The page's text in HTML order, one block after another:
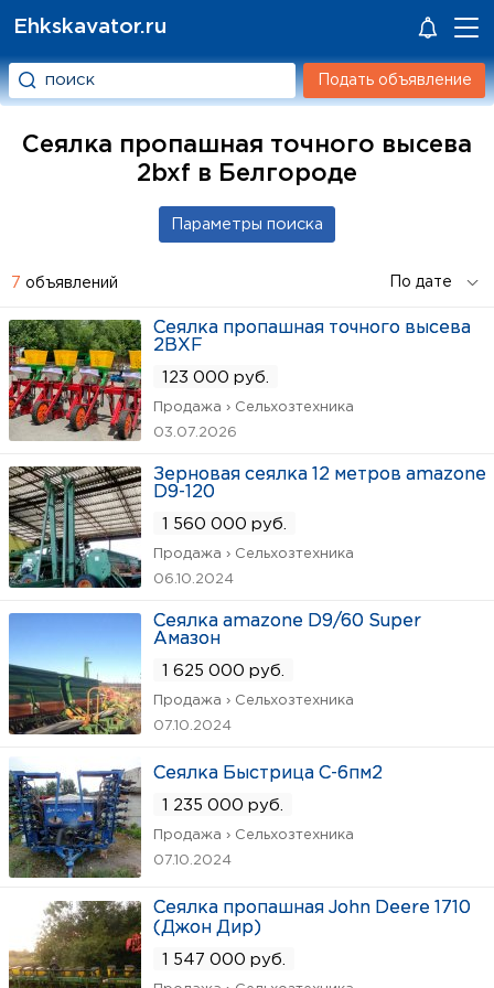
Ehkskavator.ru
Подать объявление
Сеялка пропашная точнoго высeвa
2bxf в Белгороде
7 объявлений
Сеялка пропашная точнoго высeвa
2BXF
123 000 руб.
Продажа › Сельхозтехника
03.07.2026
Зерновая сеялка 12 метров amazone
D9-120
1 560 000 руб.
Продажа › Сельхозтехника
06.10.2024
Сеялка amazone D9/60 Super
Амазон
1 625 000 руб.
Продажа › Сельхозтехника
07.10.2024
Сеялка Быстрица С-6пм2
1 235 000 руб.
Продажа › Сельхозтехника
07.10.2024
Сеялка пропашная John Deere 1710
(Джон Дир)
1 547 000 руб.